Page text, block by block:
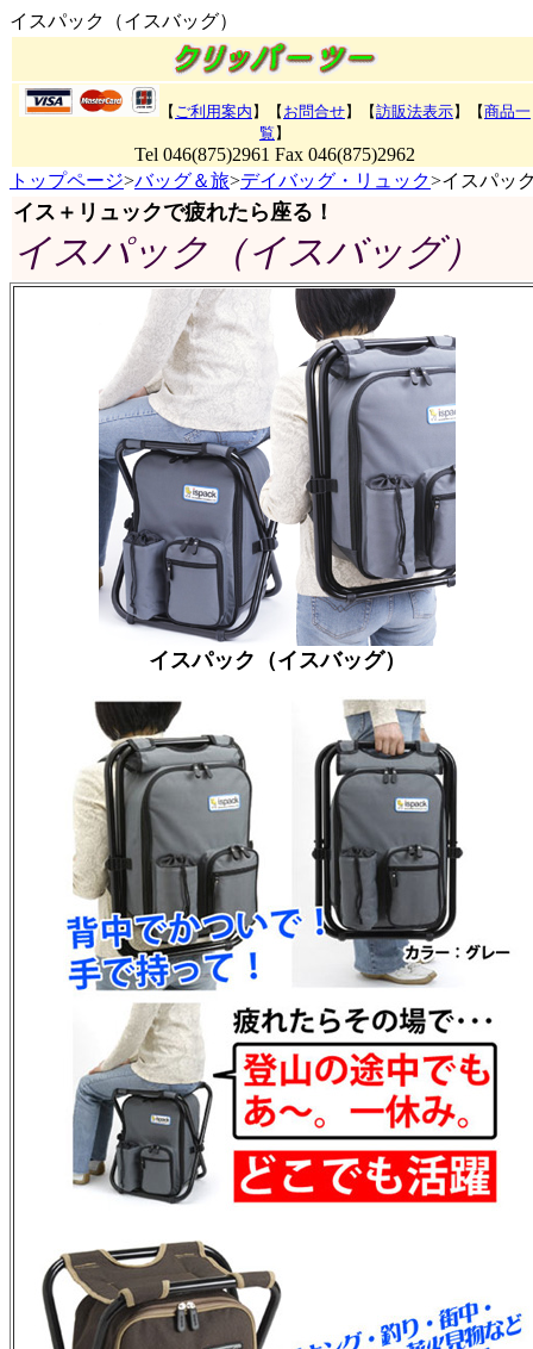
イスパック（イスバッグ）
【 ご利用案内 】【 お問合せ】【訪販法表示】 【商品一
覧 】
Tel 046(875)2961 Fax 046(875)2962
トップページ>バッグ＆旅>デイバッグ・リュック>イスパッ
イス＋リュックで疲れたら座る！
イスパック（イスバッグ）
イスパック（イスバッグ）